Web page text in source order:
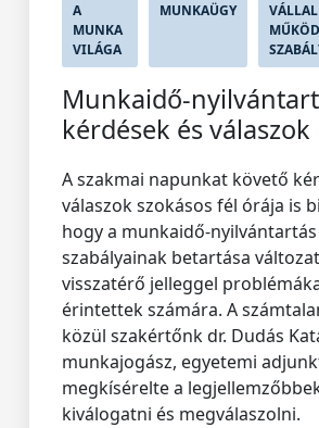
A
MUNKA
VILÁGA
MUNKAÜGY
Munkaidő-
kérdések és válaszok
A szakmai napunkat követő
válaszok szokásos fél órája is
hogy a munkaidő-nyilvántartás
szabályainak betartása
visszatérő jelleggel
érintettek számára. A
közül szakértőnk dr. Dudás
munkajogász, egyetemi
megkísérelte a
kiválogatni és megválaszolni.